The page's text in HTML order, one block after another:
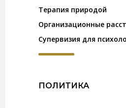
Терапия природой
Организационные
Супервизия для
ПОЛИТИКА